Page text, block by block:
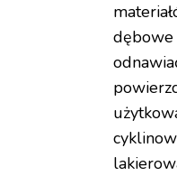
dębowe